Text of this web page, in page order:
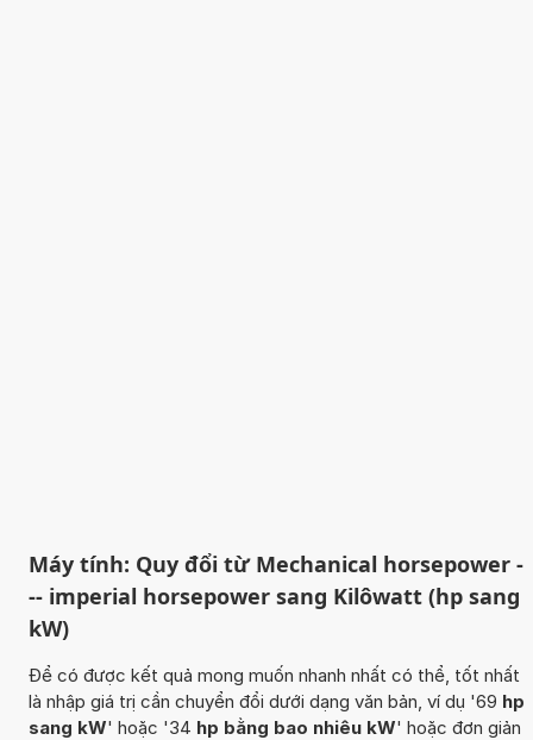
Máy tính: Quy đổi từ Mechanical horsepower -
-- imperial horsepower sang Kilôwatt (hp sang
kW)
Để có được kết quả mong muốn nhanh nhất có thể, tốt nhất
là nhập giá trị cần chuyển đổi dưới dạng văn bản, ví dụ '69 hp
sang kW' hoặc '34 hp bằng bao nhiêu kW' hoặc đơn giản